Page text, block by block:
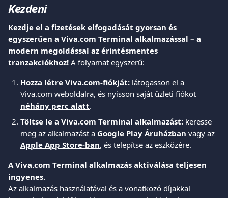
Kezdeni
Kezdje el a fizetések elfogadását gyorsan és
egyszerűen a Viva.com Terminal alkalmazással – a
modern megoldással az érintésmentes
tranzakciókhoz! A folyamat egyszerű:
Hozza létre Viva.com-fiókját: látogasson el a
Viva.com weboldalra, és nyisson saját üzleti fiókot
néhány perc alatt.
Töltse le a Viva.com Terminal alkalmazást: keresse
meg az alkalmazást a Google Play Áruházban vagy az
Apple App Store-ban, és telepítse az eszközére.
A Viva.com Terminal alkalmazás aktiválása teljesen
ingyenes.
Az alkalmazás használatával és a vonatkozó díjakkal